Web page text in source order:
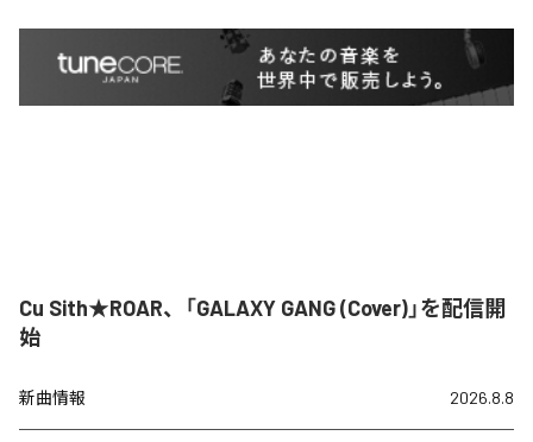
Cu Sith★ROAR、「GALAXY GANG (Cover)」を配信開
始
新曲情報 2026.8.8